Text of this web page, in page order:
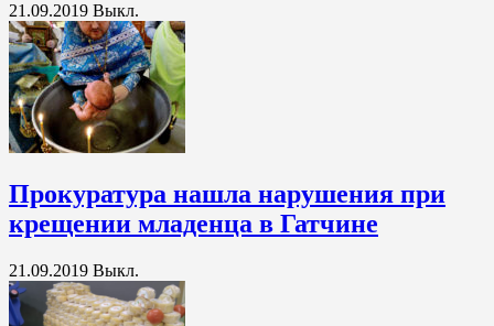
21.09.2019 Выкл.
Прокуратура нашла нарушения при
крещении младенца в Гатчине
21.09.2019 Выкл.